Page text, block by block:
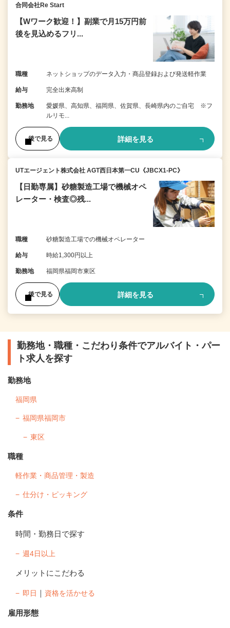
合同会社Re Start
【Wワーク歓迎！】副業で月15万円前
後を見込めるフリ...
職種 ネットショップのデータ入力・商品登録および発送軽作業
給与 完全出来高制
勤務地
愛媛県、高知県、福岡県、佐賀県、長崎県内のご自宅 ※フ
ルリモ...
後で見る 詳細を見る
UTエージェント株式会社 AGT西日本第一CU《JBCX1-PC》
【日勤専属】砂糖製造工場で機械オペ
レーター・検査◎残...
職種 砂糖製造工場での機械オペレーター
給与 時給1,300円以上
勤務地 福岡県福岡市東区
後で見る 詳細を見る
勤務地・職種・こだわり条件でアルバイト・パー
ト求人を探す
勤務地
福岡県
福岡県福岡市
東区
職種
軽作業・商品管理・製造
仕分け・ピッキング
条件
時間・勤務日で探す
週4日以上
メリットにこだわる
即日 ｜ 資格を活かせる
雇用形態